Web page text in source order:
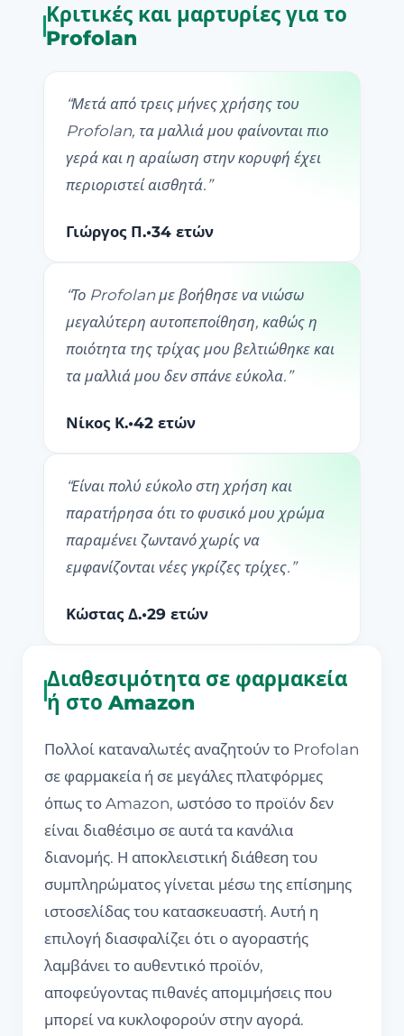
Κριτικές και μαρτυρίες για το
Profolan
“Μετά από τρεις μήνες χρήσης του
Profolan, τα μαλλιά μου φαίνονται πιο
γερά και η αραίωση στην κορυφή έχει
περιοριστεί αισθητά. ”
Γιώργος Π.•34 ετών
“Το Profolan με βοήθησε να νιώσω
μεγαλύτερη αυτοπεποίθηση, καθώς η
ποιότητα της τρίχας μου βελτιώθηκε και
τα μαλλιά μου δεν σπάνε εύκολα. ”
Νίκος Κ.•42 ετών
“Είναι πολύ εύκολο στη χρήση και
παρατήρησα ότι το φυσικό μου χρώμα
παραμένει ζωντανό χωρίς να
εμφανίζονται νέες γκρίζες τρίχες. ”
Κώστας Δ.•29 ετών
Διαθεσιμότητα σε φαρμακεία
ή στο Amazon
Πολλοί καταναλωτές αναζητούν το Profolan
σε φαρμακεία ή σε μεγάλες πλατφόρμες
όπως το Amazon, ωστόσο το προϊόν δεν
είναι διαθέσιμο σε αυτά τα κανάλια
διανομής. Η αποκλειστική διάθεση του
συμπληρώματος γίνεται μέσω της επίσημης
ιστοσελίδας του κατασκευαστή. Αυτή η
επιλογή διασφαλίζει ότι ο αγοραστής
λαμβάνει το αυθεντικό προϊόν,
αποφεύγοντας πιθανές απομιμήσεις που
μπορεί να κυκλοφορούν στην αγορά.